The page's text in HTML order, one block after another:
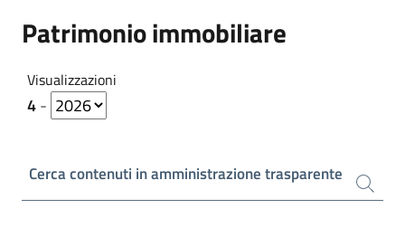
Patrimonio immobiliare
Visualizzazioni
4-
Cerca contenuti in amministrazione trasparente